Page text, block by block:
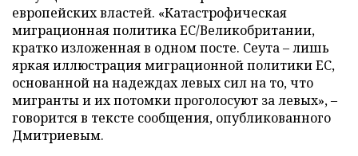
европейских властей. «Катастрофическая
миграционная политика ЕС/Великобритании,
кратко изложенная в одном посте. Сеута – лишь
яркая иллюстрация миграционной политики ЕС,
основанной на надеждах левых сил на то, что
мигранты и их потомки проголосуют за левых», –
говорится в тексте сообщения, опубликованного
Дмитриевым.